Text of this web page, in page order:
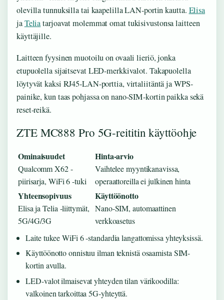
olevilla tunnuksilla tai kaapelilla LAN-portin kautta. Elisa
jaTeliatarjoavat molemmat omat tukisivustonsa laitteen
käyttäjille.
Laitteen fyysinen muotoilu on ovaali lieriö, jonka
etupuolella sijaitsevat LED-merkkivalot. Takapuolella
löytyvät kaksi RJ45-LAN-porttia, virtaliitäntä ja WPS-
painike, kun taas pohjassa on nano-SIM-kortin paikka sekä
reset-reikä.
ZTE MC888 Pro 5G-reititin käyttöohje
Ominaisuudet
Qualcomm X62 -
piirisarja, WiFi 6 -tuki
Hinta-arvio
Vaihtelee myyntikanavissa,
operaattoreilla ei julkinen hinta
Yhteensopivuus
Elisa ja Telia -liittymät,
5G/4G/3G
Käyttöönotto
Nano-SIM, automaattinen
verkkoasetus
Laite tukee WiFi 6 -standardia langattomissa yhteyksissä.
Käyttöönotto onnistuu ilman teknistä osaamista SIM-
kortin avulla.
LED-valot ilmaisevat yhteyden tilan värikoodilla:
valkoinen tarkoittaa 5G-yhteyttä.